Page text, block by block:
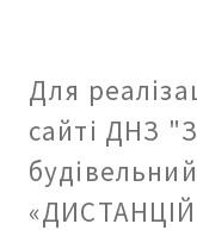
Для
сайті ДНЗ